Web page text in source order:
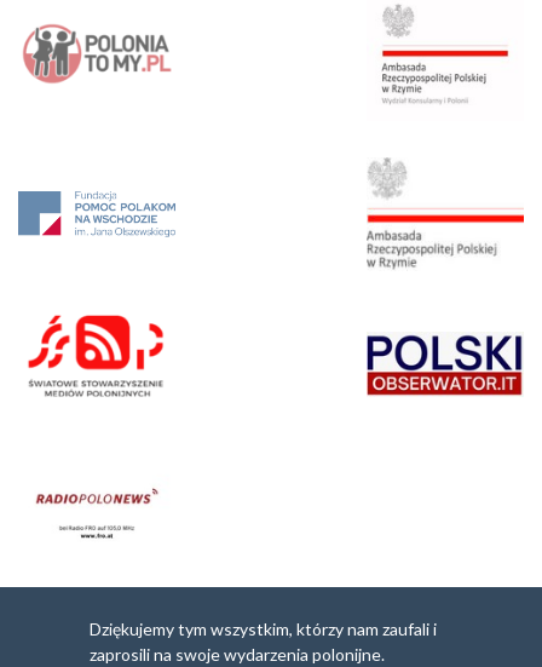
Dziękujemy tym wszystkim, którzy nam zaufali i
zaprosili na swoje wydarzenia polonijne.